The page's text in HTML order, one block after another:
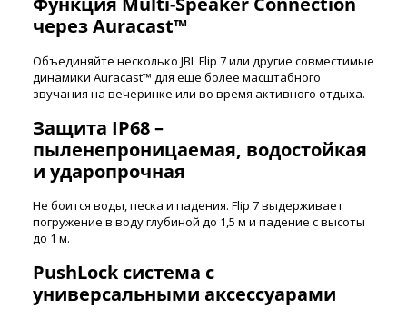
через Auracast™
Объединяйте несколько JBL Flip 7 или другие совместимые
динамики Auracast™ для еще более масштабного
звучания на вечеринке или во время активного отдыха.
Защита IP68 –
пыленепроницаемая, водостойкая
и ударопрочная
Не боится воды, песка и падения. Flip 7 выдерживает
погружение в воду глубиной до 1,5 м и падение с высоты
до 1 м.
PushLock система с
универсальными аксессуарами